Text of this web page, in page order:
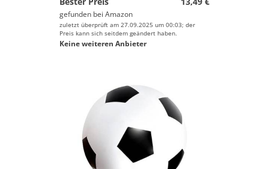
gefunden bei Amazon
zuletzt überprüft am 27.09.2025 um 00:03; der
Preis kann sich seitdem geändert haben.
Keine weiteren Anbieter